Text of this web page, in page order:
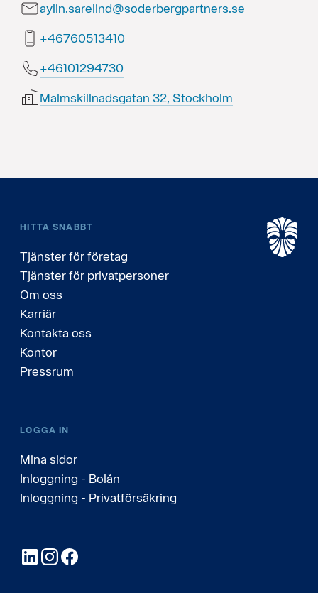
aylin.sarelind@soderbergpartners.se
01431506764+
03749210164+
Malmskillnadsgatan 32, Stockholm
HITTA SNABBT
Tjänster för företag
Tjänster för privatpersoner
Om oss
Karriär
Kontakta oss
Kontor
Pressrum
LOGGA IN
Mina sidor
Inloggning - Bolån
Inloggning - Privatförsäkring
LinkedInInstagram